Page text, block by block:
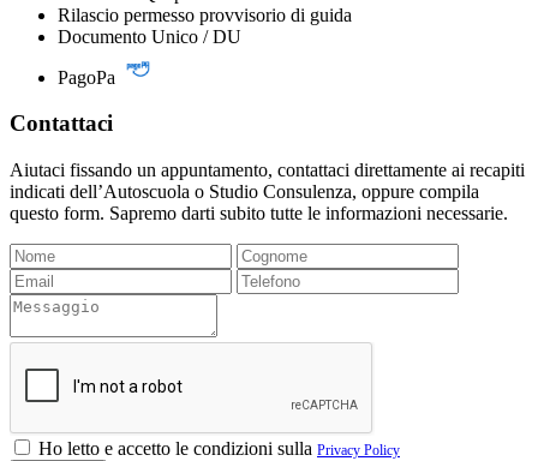
Rilascio permesso provvisorio di guida
Documento Unico / DU
PagoPa
Contattaci
Aiutaci fissando un appuntamento, contattaci direttamente ai recapiti
indicati dell’Autoscuola o Studio Consulenza, oppure compila
questo form. Sapremo darti subito tutte le informazioni necessarie.
Ho letto e accetto le condizioni sulla Privacy Policy